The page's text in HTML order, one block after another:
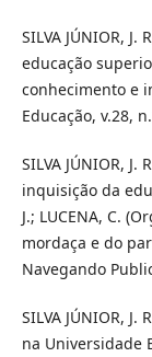
SILVA JÚNIOR, J.
educação
conhecimento e
Educação, v.28,
SILVA JÚNIOR, J.
inquisição da
J.; LUCENA, C.
mordaça e do
Navegando
SILVA JÚNIOR,
na Universidade